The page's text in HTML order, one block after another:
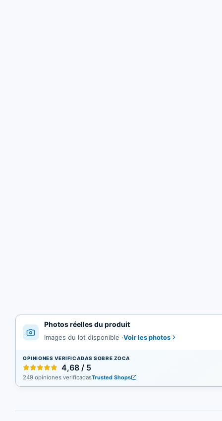
Photos réelles du produit
Images du lot disponible ·Voir les photos
OPINIONES VERIFICADAS SOBRE ZOCA
4,68 / 5
249 opiniones verificadasTrusted Shops